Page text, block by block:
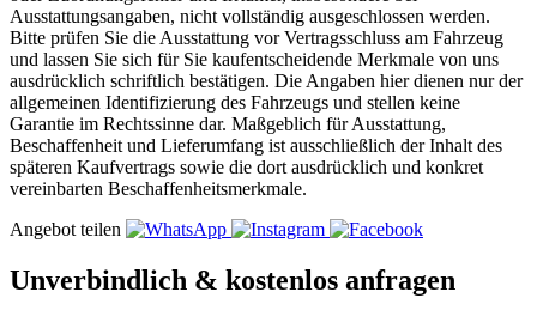
Ausstattungsangaben, nicht vollständig ausgeschlossen werden.
Bitte prüfen Sie die Ausstattung vor Vertragsschluss am Fahrzeug
und lassen Sie sich für Sie kaufentscheidende Merkmale von uns
ausdrücklich schriftlich bestätigen. Die Angaben hier dienen nur der
allgemeinen Identifizierung des Fahrzeugs und stellen keine
Garantie im Rechtssinne dar. Maßgeblich für Ausstattung,
Beschaffenheit und Lieferumfang ist ausschließlich der Inhalt des
späteren Kaufvertrags sowie die dort ausdrücklich und konkret
vereinbarten Beschaffenheitsmerkmale.
Angebot teilen
Unverbindlich & kostenlos anfragen